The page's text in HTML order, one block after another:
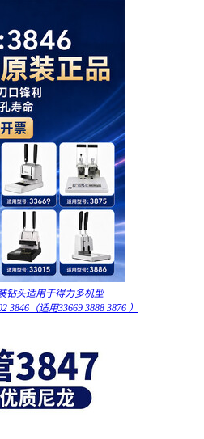
钻头适用于得力多机型
3846（适用33669 3888 3876 ）